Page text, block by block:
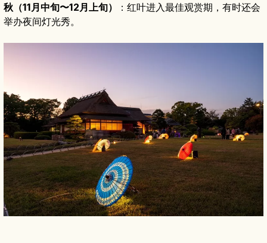
秋（11月中旬〜12月上旬）
：红叶进入最佳观赏期，有时还会
举办夜间灯光秀。